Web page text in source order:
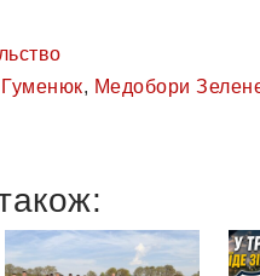
Гуменюк, Медобори